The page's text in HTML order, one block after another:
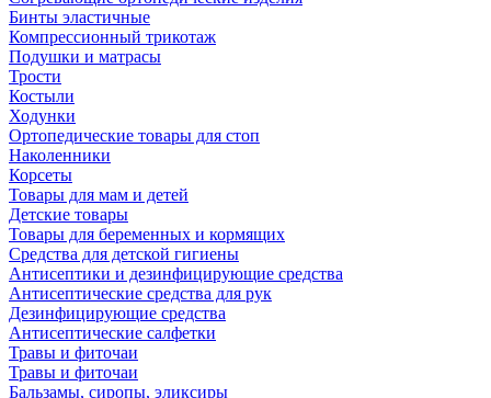
Бинты эластичные
Компрессионный трикотаж
Подушки и матрасы
Трости
Костыли
Ходунки
Ортопедические товары для стоп
Наколенники
Корсеты
Товары для мам и детей
Детские товары
Товары для беременных и кормящих
Средства для детской гигиены
Антисептики и дезинфицирующие средства
Антисептические средства для рук
Дезинфицирующие средства
Антисептические салфетки
Травы и фиточаи
Травы и фиточаи
Бальзамы, сиропы, эликсиры